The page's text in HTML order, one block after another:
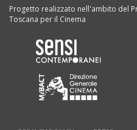
Progetto realizzato nell'ambito del
Toscana per il Cinema